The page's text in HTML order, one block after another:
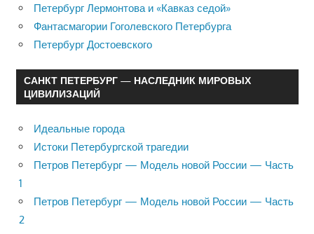
Петербург Лермонтова и «Кавказ седой»
Фантасмагории Гоголевского Петербурга
Петербург Достоевского
САНКТ ПЕТЕРБУРГ — НАСЛЕДНИК МИРОВЫХ
ЦИВИЛИЗАЦИЙ
Идеальные города
Истоки Петербургской трагедии
Петров Петербург — Модель новой России — Часть
1
Петров Петербург — Модель новой России — Часть
2